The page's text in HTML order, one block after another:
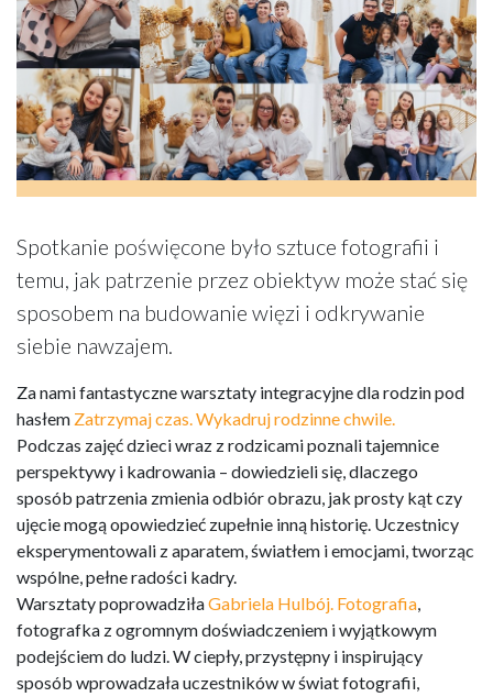
Spotkanie poświęcone było sztuce fotografii i
temu, jak patrzenie przez obiektyw może stać się
sposobem na budowanie więzi i odkrywanie
siebie nawzajem.
Za nami fantastyczne warsztaty integracyjne dla rodzin pod
hasłem Zatrzymaj czas. Wykadruj rodzinne chwile.
Podczas zajęć dzieci wraz z rodzicami poznali tajemnice
perspektywy i kadrowania – dowiedzieli się, dlaczego
sposób patrzenia zmienia odbiór obrazu, jak prosty kąt czy
ujęcie mogą opowiedzieć zupełnie inną historię. Uczestnicy
eksperymentowali z aparatem, światłem i emocjami, tworząc
wspólne, pełne radości kadry.
Warsztaty poprowadziłaGabriela Hulbój. Fotografia,
fotografka z ogromnym doświadczeniem i wyjątkowym
podejściem do ludzi. W ciepły, przystępny i inspirujący
sposób wprowadzała uczestników w świat fotografii,